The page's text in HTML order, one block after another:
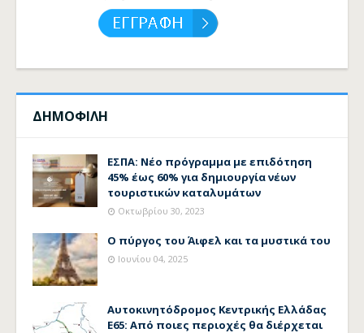
ΔΗΜΟΦΙΛΗ
ΕΣΠΑ: Νέο πρόγραμμα με επιδότηση
45% έως 60% για δημιουργία νέων
τουριστικών καταλυμάτων
Οκτωβρίου 30, 2023
Ο πύργος του Άιφελ και τα μυστικά του
Ιουνίου 04, 2025
Αυτοκινητόδρομος Κεντρικής Ελλάδας
Ε65: Από ποιες περιοχές θα διέρχεται